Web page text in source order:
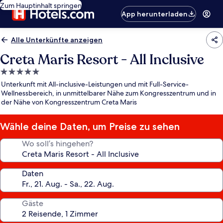
Zum Hauptinhalt springen
App herunterladen
Alle Unterkünfte anzeigen
Creta Maris Resort - All Inclusive
5.0-
Sterne-
Unterkunft
Unterkunft mit All-inclusive-Leistungen und mit Full-Service-
Wellnessbereich, in unmittelbarer Nähe zum Kongresszentrum und in
der Nähe von Kongresszentrum Creta Maris
Wähle deine Daten, um Preise zu sehen
Wo soll’s hingehen?
Daten
Gäste